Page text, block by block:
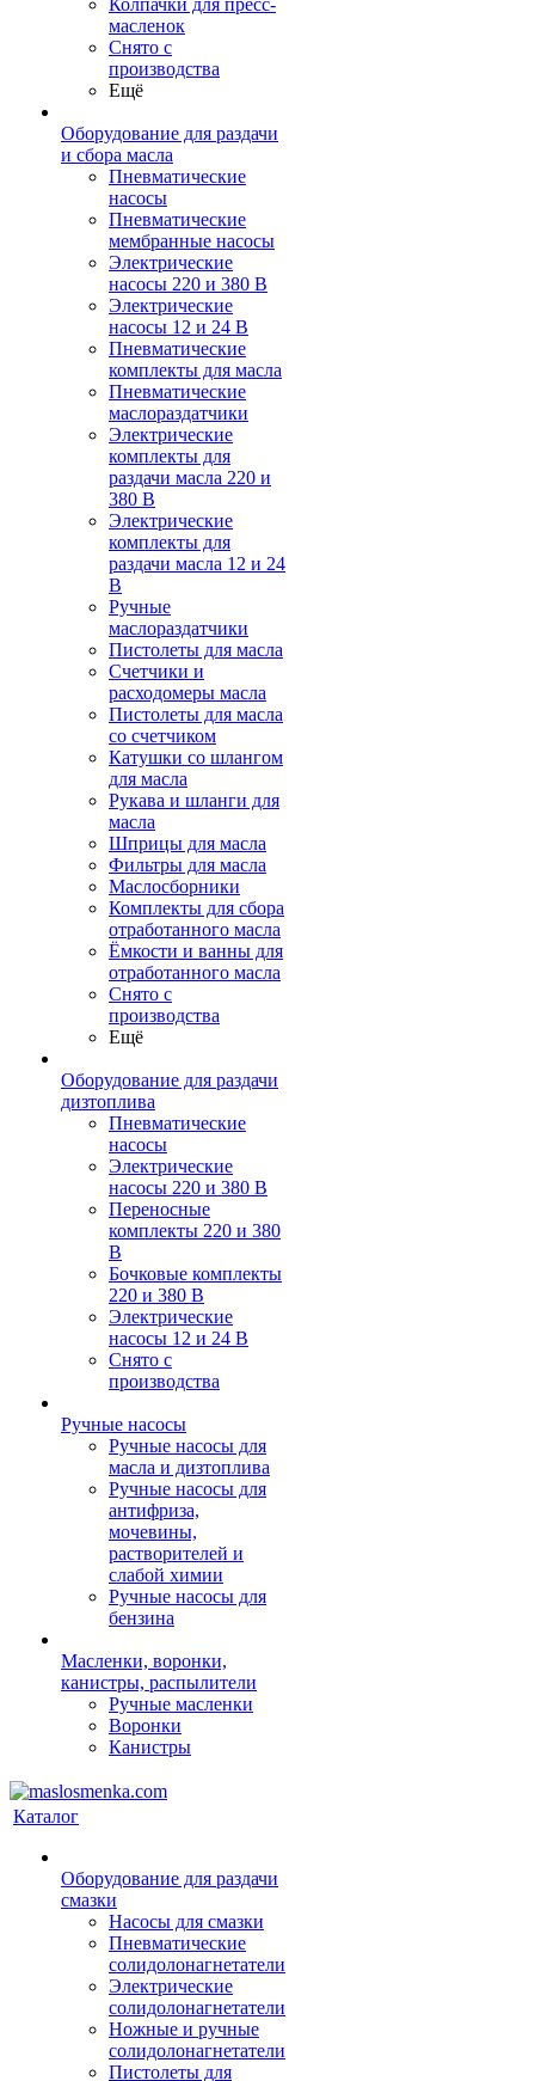
Колпачки для пресс-
масленок
Снято с
производства
Ещё
Оборудование для раздачи
и сбора масла
Пневматические
насосы
Пневматические
мембранные насосы
Электрические
насосы 220 и 380 В
Электрические
насосы 12 и 24 В
Пневматические
комплекты для масла
Пневматические
маслораздатчики
Электрические
комплекты для
раздачи масла 220 и
380 В
Электрические
комплекты для
раздачи масла 12 и 24
В
Ручные
маслораздатчики
Пистолеты для масла
Счетчики и
расходомеры масла
Пистолеты для масла
со счетчиком
Катушки со шлангом
для масла
Рукава и шланги для
масла
Шприцы для масла
Фильтры для масла
Маслосборники
Комплекты для сбора
отработанного масла
Ёмкости и ванны для
отработанного масла
Снято с
производства
Ещё
Оборудование для раздачи
дизтоплива
Пневматические
насосы
Электрические
насосы 220 и 380 В
Переносные
комплекты 220 и 380
В
Бочковые комплекты
220 и 380 В
Электрические
насосы 12 и 24 В
Снято с
производства
Ручные насосы
Ручные насосы для
масла и дизтоплива
Ручные насосы для
антифриза,
мочевины,
растворителей и
слабой химии
Ручные насосы для
бензина
Масленки, воронки,
канистры, распылители
Ручные масленки
Воронки
Канистры
Каталог
Оборудование для раздачи
смазки
Насосы для смазки
Пневматические
солидолонагнетатели
Электрические
солидолонагнетатели
Ножные и ручные
солидолонагнетатели
Пистолеты для